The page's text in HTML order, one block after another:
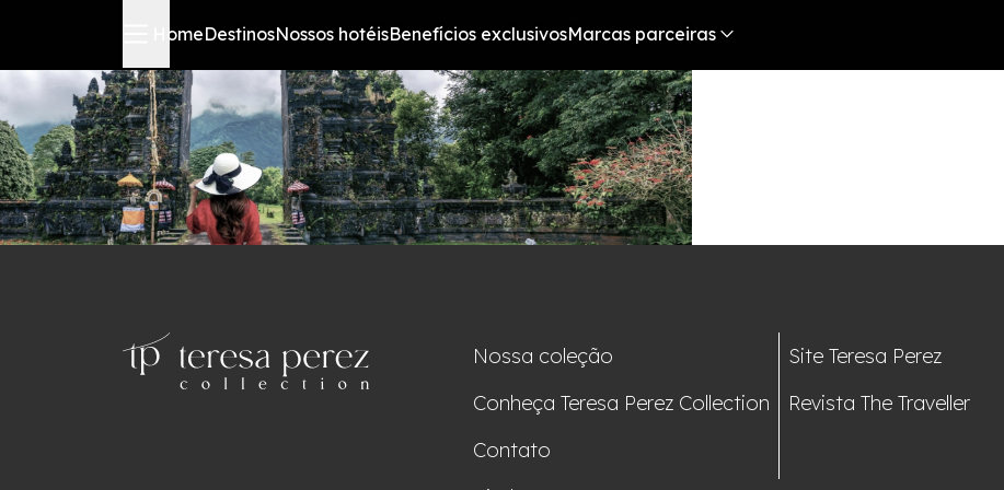
HomeDestinosNossos hotéisBenefícios exclusivosMarcas parceiras
Nossa coleção
Conheça Teresa Perez Collection
Contato
Site Teresa Perez
Revista The Traveller